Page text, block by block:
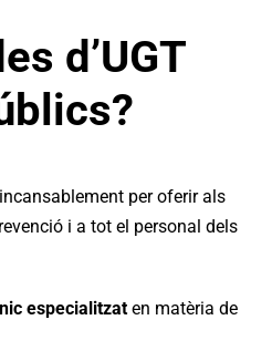
d’UGT
per oferir als
i a tot el personal dels
especialitzat en matèria de